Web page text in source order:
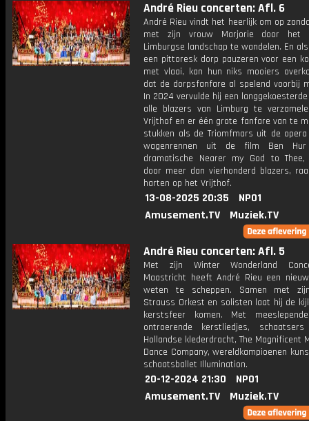
André Rieu concerten: Afl. 6
André Rieu vindt het heerlijk om op
met zijn vrouw Marjorie door het
Limburgse landschap te wandelen. En
een pittoresk dorp pauzeren voor een
met vlaai, kan hun niks mooiers
dat de dorpsfanfare al spelend voorbij
In 2024 vervulde hij een
alle blazers van Limburg te
Vrijthof en er één grote fanfare van te
stukken als de Triomfmars uit de
wagenrennen uit de film Ben
dramatische Nearer my God to Thee,
door meer dan vierhonderd blazers,
harten op het Vrijthof.
13-08-2025 20:35
NPO1
Amusement.TV
Muziek.TV
André Rieu concerten: Afl. 5
Met zijn Winter Wonderland
Maastricht heeft André Rieu een
weten te scheppen. Samen met
Strauss Orkest en solisten laat hij de
kerstsfeer komen. Met
ontroerende kerstliedjes,
Hollandse klederdracht, The Magnificent
Dance Company, wereldkampioenen
schaatsballet Illumination.
20-12-2024 21:30
NPO1
Amusement.TV
Muziek.TV